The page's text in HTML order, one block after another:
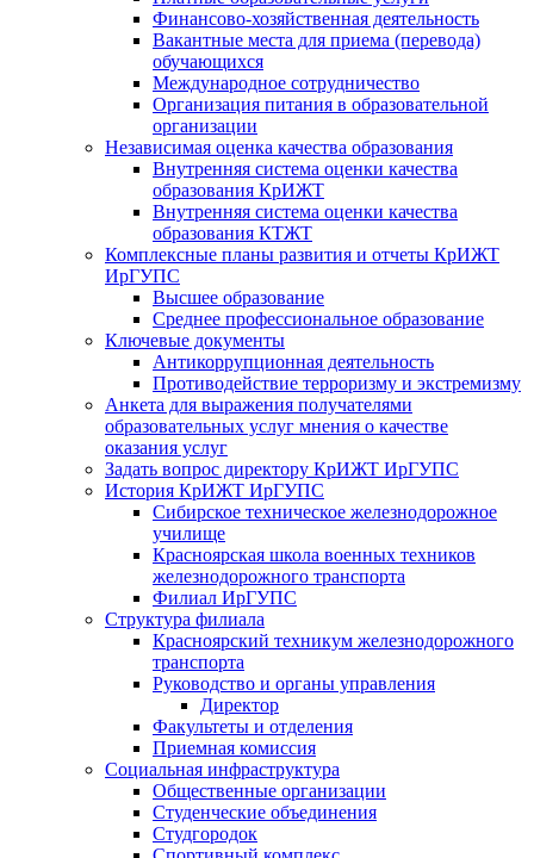
Финансово-хозяйственная деятельность
Вакантные места для приема (перевода)
обучающихся
Международное сотрудничество
Организация питания в образовательной
организации
Независимая оценка качества образования
Внутренняя система оценки качества
образования КрИЖТ
Внутренняя система оценки качества
образования КТЖТ
Комплексные планы развития и отчеты КрИЖТ
ИрГУПС
Высшее образование
Среднее профессиональное образование
Ключевые документы
Антикоррупционная деятельность
Противодействие терроризму и экстремизму
Анкета для выражения получателями
образовательных услуг мнения о качестве
оказания услуг
Задать вопрос директору КрИЖТ ИрГУПС
История КрИЖТ ИрГУПС
Сибирское техническое железнодорожное
училище
Красноярская школа военных техников
железнодорожного транспорта
Филиал ИрГУПС
Структура филиала
Красноярский техникум железнодорожного
транспорта
Руководство и органы управления
Директор
Факультеты и отделения
Приемная комиссия
Социальная инфраструктура
Общественные организации
Студенческие объединения
Студгородок